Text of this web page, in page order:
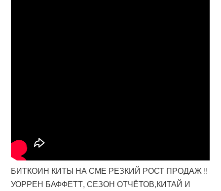
БИТКОИН КИТЫ НА СМЕ РЕЗКИЙ РОСТ ПРОДАЖ !!
УОРРЕН БАФФЕТТ, СЕЗОН ОТЧЁТОВ,КИТАЙ И